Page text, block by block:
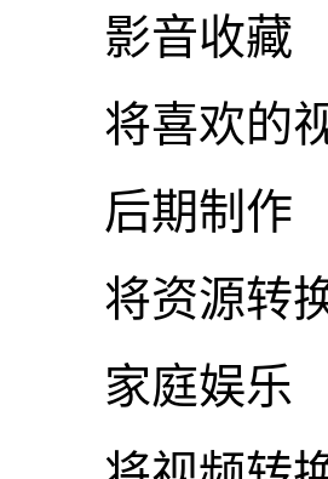
影音收藏
将喜欢的视
后期制作
将资源转换
家庭娱乐